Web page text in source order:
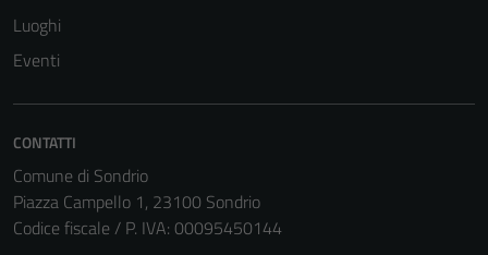
Luoghi
Eventi
CONTATTI
Comune di Sondrio
Piazza Campello 1, 23100 Sondrio
Codice fiscale / P. IVA: 00095450144
funzionamento
Questi cookie